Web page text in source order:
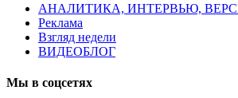
АНАЛИТИКА, ИНТЕРВЬЮ,
Реклама
Взгляд недели
ВИДЕОБЛОГ
Мы в соцсетях